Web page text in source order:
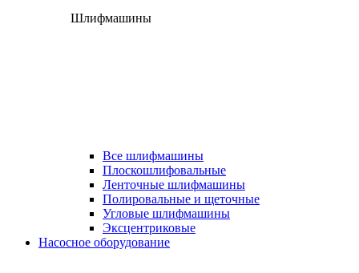
Шлифмашины
Все шлифмашины
Плоскошлифовальные
Ленточные шлифмашины
Полировальные и щеточные
Угловые шлифмашины
Эксцентриковые
Насосное оборудование